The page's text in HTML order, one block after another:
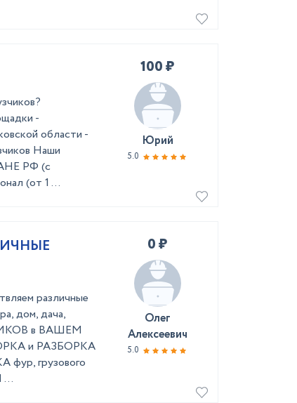
-
области -
Наши
РФ (с
(от 1 ...
100 ₽
Юрий
5.0
различные
дом, дача,
в ВАШЕМ
и РАЗБОРКА
фур, грузового
...
0 ₽
Олег
Алексеевич
5.0